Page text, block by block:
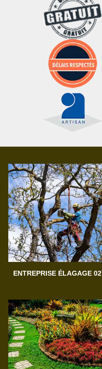
ENTREPRISE ÉLAGAGE 02